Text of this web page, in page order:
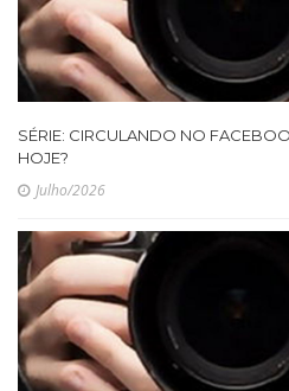
SÉRIE: CIRCULANDO NO
HOJE?
Julho/2026